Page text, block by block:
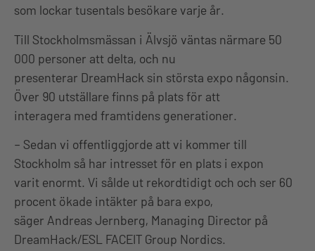
som lockar tusentals besökare varje år.
Till Stockholmsmässan i Älvsjö väntas närmare 50
000 personer att delta, och nu
presenterar DreamHack sin största expo någonsin.
Över 90 utställare finns på plats för att
interagera med framtidens generationer.
– Sedan vi offentliggjorde att vi kommer till
Stockholm så har intresset för en plats i expon
varit enormt. Vi sålde ut rekordtidigt och och ser 60
procent ökade intäkter på bara expo,
säger Andreas Jernberg, Managing Director på
DreamHack/ESL FACEIT Group Nordics.